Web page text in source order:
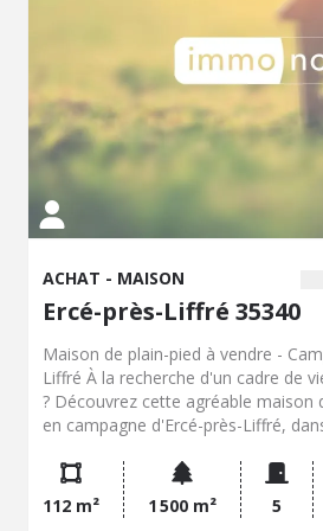
ACHAT - MAISON
Ercé-près-Liffré 35340
Maison de plain-pied à vendre -
Liffré À la recherche d'un cadre de
? Découvrez cette agréable maison
en campagne d'Ercé-près-Liffré,
Elle comprend une entrée avec
aménagée et équipée, un séjour-
agrémenté d'une cheminée, quatre
112 m² 1 500 m² 5